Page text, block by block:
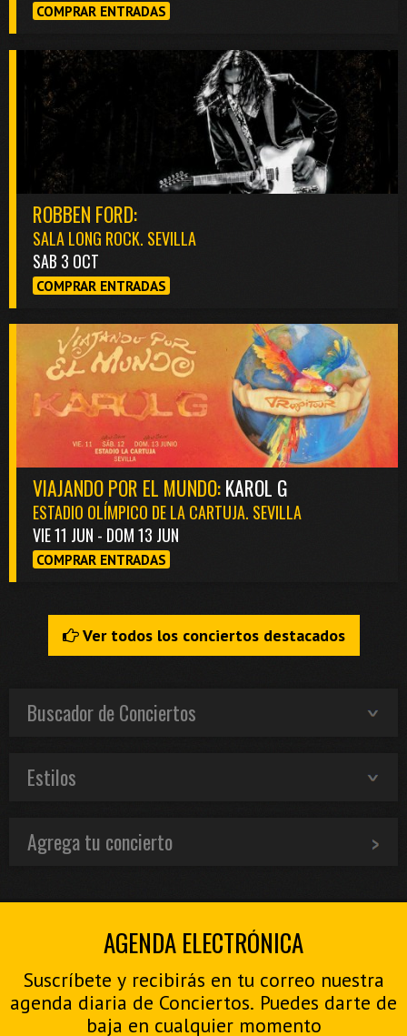
COMPRAR ENTRADAS
ROBBEN FORD:
SALA LONG ROCK. SEVILLA
SAB 3 OCT
COMPRAR ENTRADAS
VIAJANDO POR EL MUNDO:KAROL G
ESTADIO OLÍMPICO DE LA CARTUJA. SEVILLA
VIE 11 JUN - DOM 13 JUN
COMPRAR ENTRADAS
Ver todos los conciertos destacados
Buscador de Conciertos
Estilos
Agrega tu concierto
AGENDA ELECTRÓNICA
Suscríbete y recibirás en tu correo nuestra
agenda diaria de Conciertos. Puedes darte de
baja en cualquier momento